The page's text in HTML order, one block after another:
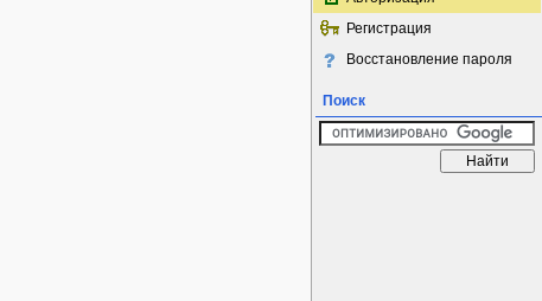
Регистрация
Восстановление пароля
Поиск